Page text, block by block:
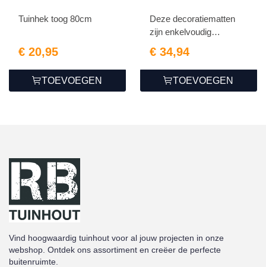
Tuinhek toog 80cm
€ 20,95
TOEVOEGEN
Deze decoratiematten
zijn enkelvoudig
€ 34,94
TOEVOEGEN
Vind hoogwaardig tuinhout voor al jouw projecten in onze
webshop. Ontdek ons assortiment en creëer de perfecte
buitenruimte.